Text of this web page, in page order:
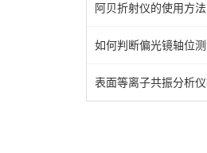
阿贝折射仪的使用方法